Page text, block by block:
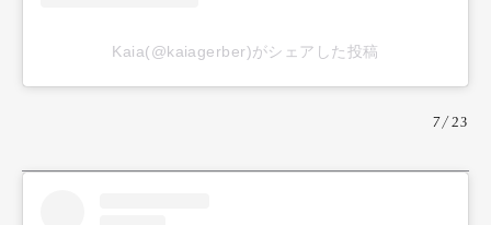
Kaia(@kaiagerber)がシェアした投稿
7/23